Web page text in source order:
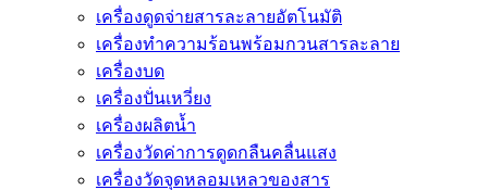
เครื่องดูดจ่ายสารละลายอัตโนมัติ
เครื่องทำความร้อนพร้อมกวนสารละลาย
เครื่องบด
เครื่องปั่นเหวี่ยง
เครื่องผลิตน้ำ
เครื่องวัดค่าการดูดกลืนคลื่นแสง
เครื่องวัดจุดหลอมเหลวของสาร